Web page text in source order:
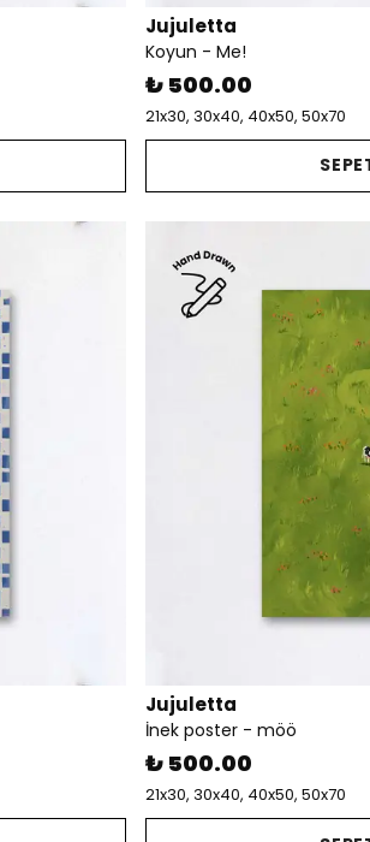
Jujuletta
Koyun - Me!
₺ 500.00
21x30, 30x40, 40x50, 50x70
Jujuletta
İnek poster - möö
₺ 500.00
21x30, 30x40, 40x50, 50x70